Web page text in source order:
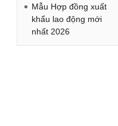
Mẫu Hợp đồng xuất
khẩu lao động mới
nhất 2026